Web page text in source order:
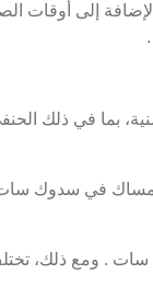
أو الإفطار في سدوك سات هو 18:25، ووقت انتهاء السحور أو الفجر في
بما في ذلك
. ومع ذلك،